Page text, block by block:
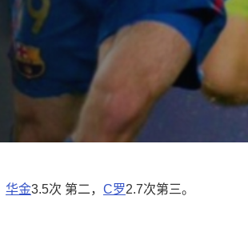
华金3.5次 第二， C罗2.7次第三。